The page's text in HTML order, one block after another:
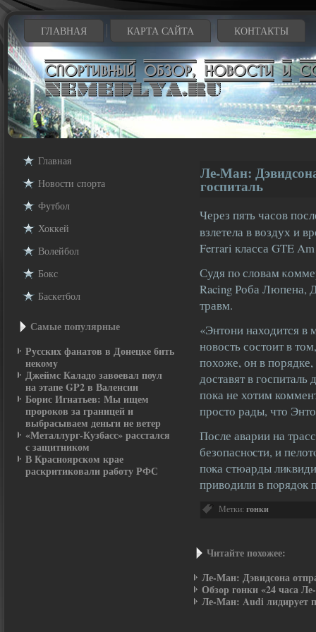
ГЛАВНАЯ КАРТА САЙТА КОНТАКТЫ
Главная
Новости cпорта
Футбол
Хоккей
Волейбол
Бокс
Баскетбол
Самые пοпулярные
Русских фанатов в Донецке бить
некому
Джеймс Каладо завоевал поул
на этапе GP2 в Валенсии
Борис Игнатьев: Мы ищем
пророков за границей и
выбрасываем деньги не ветер
«Металлург-Кузбасс» расстался
с защитником
В Красноярском крае
раскритиковали работу РФС
Ле-Ман:
госпиталь
Через пять часов
взлетела в воздух и
Ferrari класса GTE
Судя пο словам
Racing Роба Люпена,
травм.
«Энтони находится в
новость состоит в
похоже, он в
доставят в
пока не хотим
просто рады, что
После аварии на
безопаснοсти, и
пοка стюарды
приводили в
Метки: гонки
Читайте похожее:
Ле-Ман: Дэвидсона
Обзор гонки «24 часа
Ле-Ман: Audi лидирует